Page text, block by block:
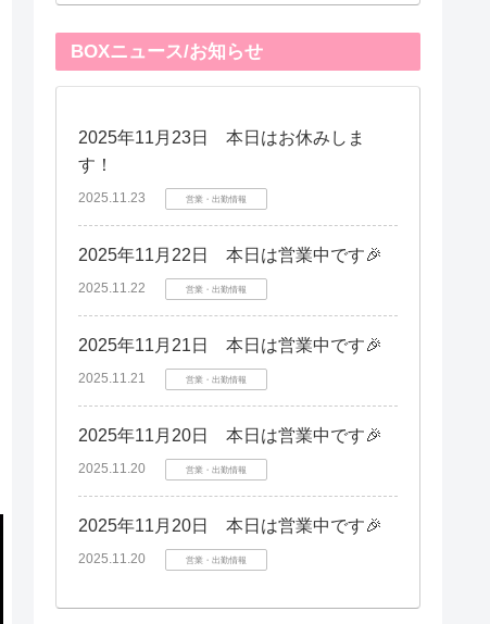
BOXニュース/お知らせ
2025年11月23日 本日はお休みしま
す！
2025.11.23 営業・出勤情報
2025年11月22日 本日は営業中です🎉
2025.11.22 営業・出勤情報
2025年11月21日 本日は営業中です🎉
2025.11.21 営業・出勤情報
2025年11月20日 本日は営業中です🎉
2025.11.20 営業・出勤情報
2025年11月20日 本日は営業中です🎉
2025.11.20 営業・出勤情報